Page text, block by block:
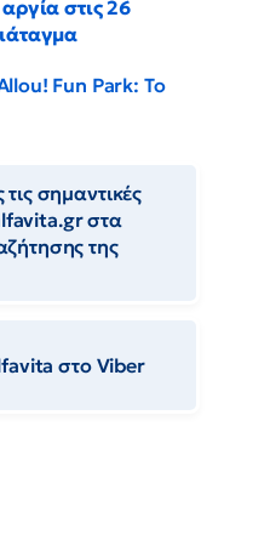
στις 26
Fun Park: Το
σημαντικές
στα
της
στο Viber